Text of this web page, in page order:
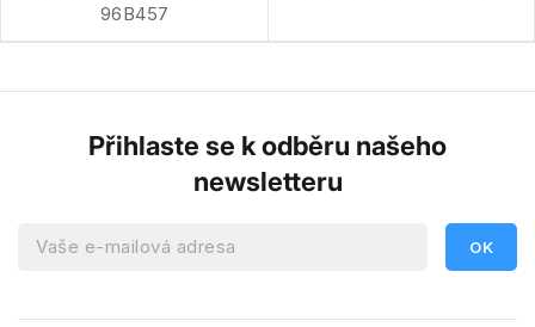
96B457
Přihlaste se k odběru našeho
newsletteru